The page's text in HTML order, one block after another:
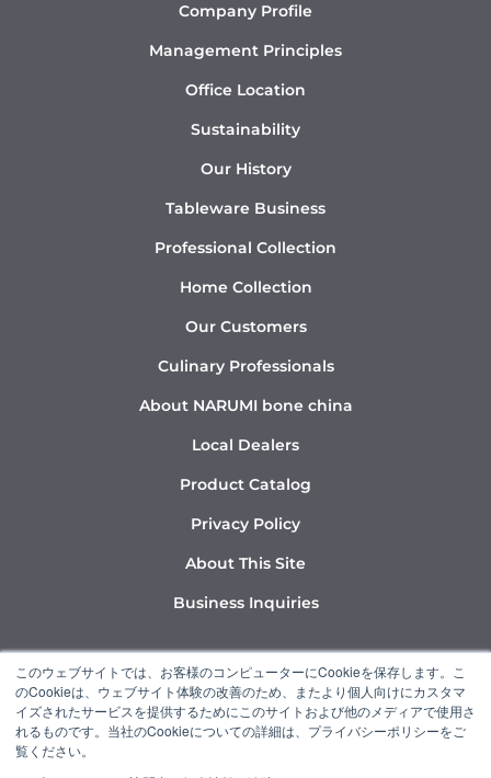
このウェブサイトでは、お客様のコンピューターにCookieを保存します。こ
のCookieは、ウェブサイト体験の改善のため、またより個人向けにカスタマ
イズされたサービスを提供するためにこのサイトおよび他のメディアで使用さ
れるものです。当社のCookieについての詳細は、プライバシーポリシーをご
覧ください。
Company Profile
Management Principles
Office Location
Sustainability
Our History
Tableware Business
Professional Collection
Home Collection
Our Customers
Culinary Professionals
About NARUMI bone china
Local Dealers
Product Catalog
Privacy Policy
About This Site
Business Inquiries
Y
o
u
t
I
n
s
t
L
i
n
k